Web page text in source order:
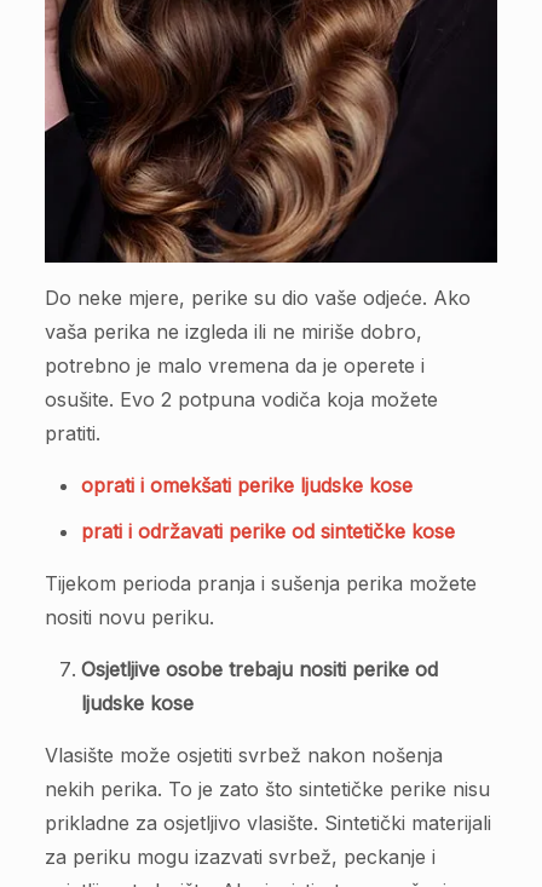
Do neke mjere, perike su dio vaše odjeće. Ako
vaša perika ne izgleda ili ne miriše dobro,
potrebno je malo vremena da je operete i
osušite. Evo 2 potpuna vodiča koja možete
pratiti.
oprati i omekšati perike ljudske kose
prati i održavati perike od sintetičke kose
Tijekom perioda pranja i sušenja perika možete
nositi novu periku.
Osjetljive osobe trebaju nositi perike od
ljudske kose
Vlasište može osjetiti svrbež nakon nošenja
nekih perika. To je zato što sintetičke perike nisu
prikladne za osjetljivo vlasište. Sintetički materijali
za periku mogu izazvati svrbež, peckanje i